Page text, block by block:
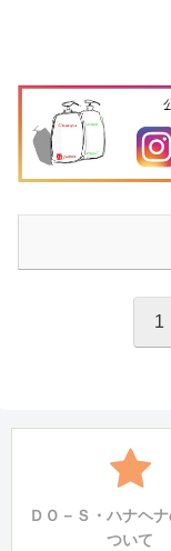
1
ＤＯ－Ｓ・ハナヘ
ついて